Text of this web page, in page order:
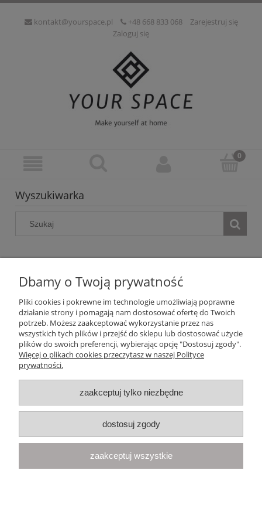
kontakt@yourspace.pl +48 668 833 068
Zarejestruj się
Zaloguj się
Wyszukiwarka
Ten produkt jest niedostępny.
Pomoc
Moje konto
Informacje
O nas
| Olimpijska 8, 86-010 Samociążek, woj. kujawsko-
pomorskie | telefon:668 833 068, e-mail:kontakt@yourspace.pl
Dbamy o Twoją prywatność
Pliki cookies i pokrewne im technologie umożliwiają poprawne
działanie strony i pomagają nam dostosować ofertę do Twoich
potrzeb. Możesz zaakceptować wykorzystanie przez nas
wszystkich tych plików i przejść do sklepu lub dostosować użycie
plików do swoich preferencji, wybierając opcję "Dostosuj zgody".
Więcej o plikach cookies przeczytasz w naszej Polityce
prywatności.
zaakceptuj tylko niezbędne
dostosuj zgody
zaakceptuj wszystkie